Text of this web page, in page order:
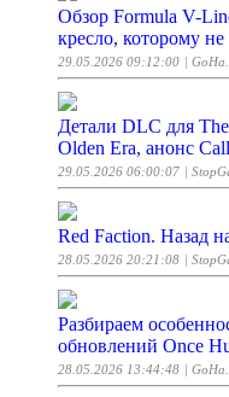
Обзор Formula V-
кресло, которому
29.05.2026 09:12:00 |
Детали DLC для
Olden Era, анонс
29.05.2026 06:00:07 |
Red Faction. Назад
28.05.2026 20:21:08 |
Разбираем
обновлений Once
28.05.2026 13:44:48 |